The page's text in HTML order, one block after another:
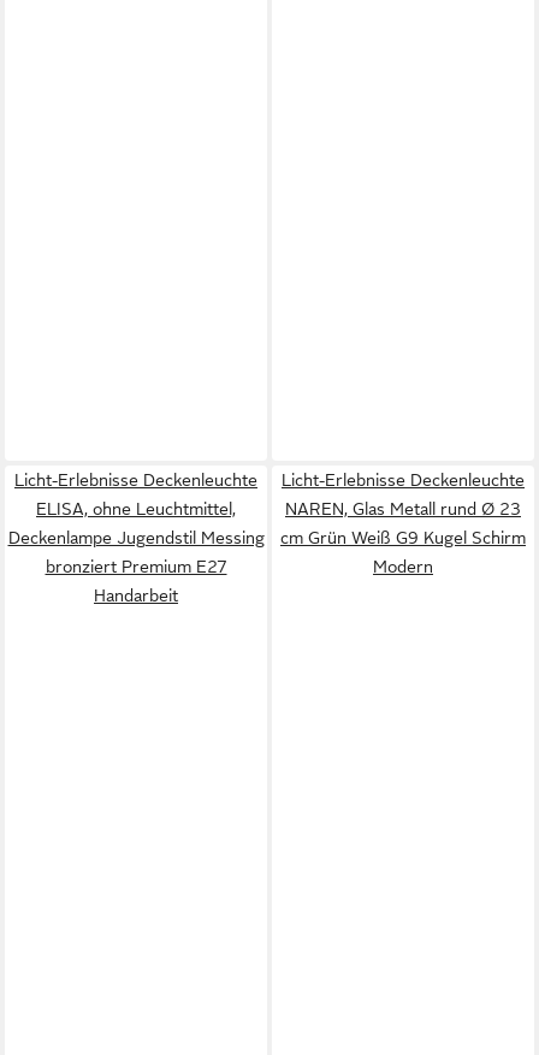
Licht-Erlebnisse Deckenleuchte
ELISA, ohne Leuchtmittel,
Deckenlampe Jugendstil Messing
bronziert Premium E27
Handarbeit
Licht-Erlebnisse Deckenleuchte
NAREN, Glas Metall rund Ø 23
cm Grün Weiß G9 Kugel Schirm
Modern